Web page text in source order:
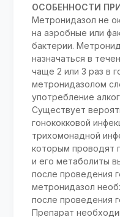
ОСОБЕННОСТИ
Метронидазол не
на аэробные или
бактерии.
назначаться в
чаще 2 или 3 раз в
метронидазолом
употребление
Существует
гонококковой
трихомонадной
которым проводят
и его метаболиты
после проведения
метронидазол
после проведения
Препарат